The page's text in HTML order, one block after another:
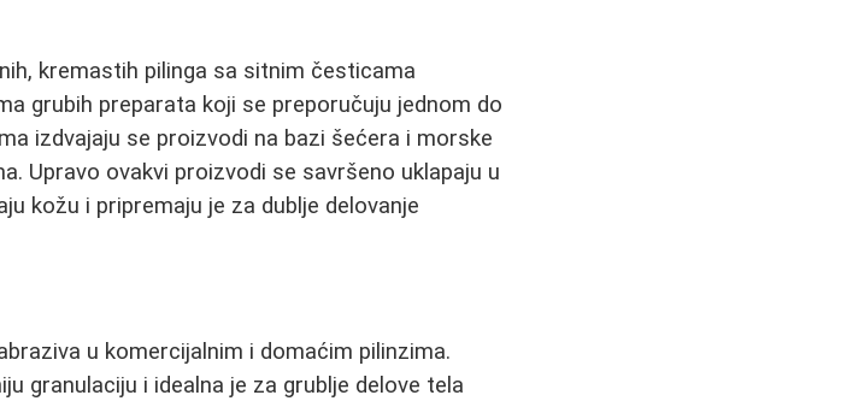
kremastih pilinga sa sitnim česticama
grubih preparata koji se preporučuju jednom do
izdvajaju se proizvodi na bazi šećera i morske
Upravo ovakvi proizvodi se savršeno uklapaju u
kožu i pripremaju je za dublje delovanje
u komercijalnim i domaćim pilinzima.
granulaciju i idealna je za grublje delove tela